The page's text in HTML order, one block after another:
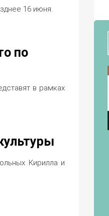
16 июня.
по
в рамках
Кирилла и